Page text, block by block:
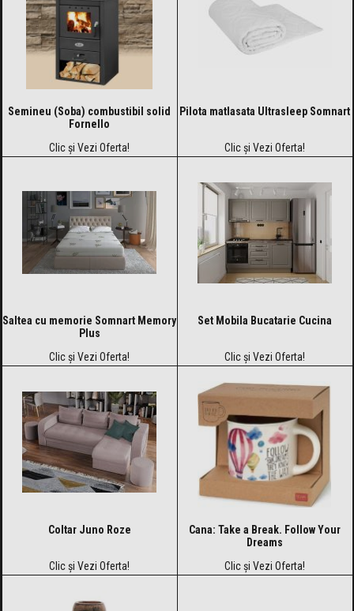
Semineu (Soba) combustibil solid
Fornello
Clic și Vezi Oferta!
Pilota matlasata Ultrasleep Somnart
Clic și Vezi Oferta!
Saltea cu memorie Somnart Memory
Plus
Clic și Vezi Oferta!
Set Mobila Bucatarie Cucina
Clic și Vezi Oferta!
Coltar Juno Roze
Clic și Vezi Oferta!
Cana: Take a Break. Follow Your
Dreams
Clic și Vezi Oferta!